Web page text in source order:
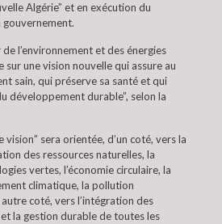
Algérie” et en exécution du
gouvernement.
l’environnement et des énergies
sur une vision nouvelle qui assure au
sain, qui préserve sa santé et qui
développement durable”, selon la
vision” sera orientée, d’un coté, vers la
des ressources naturelles, la
vertes, l’économie circulaire, la
climatique, la pollution
coté, vers l’intégration des
la gestion durable de toutes les